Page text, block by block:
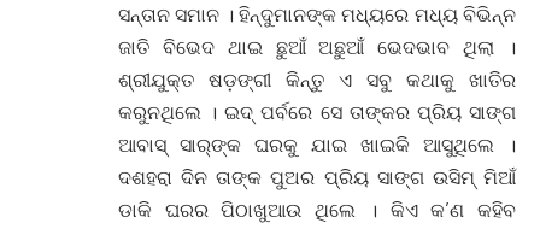
ସନ୍ତାନ ସମାନ । ହିନ୍ଦୁମାନଙ୍କ ମଧ୍ୟରେ ମଧ୍ୟ ବିଭିନ୍ନ
ଜାତି ବିଭେଦ ଥାଇ ଛୁଆଁ ଅଛୁଆଁ ଭେଦଭାବ ଥିଲା ।
ଶ୍ରୀଯୁକ୍ତ ଷଡ଼ଙ୍ଗୀ କିନ୍ତୁ ଏ ସବୁ କଥାକୁ ଖାତିର
କରୁନଥିଲେ । ଇଦ୍ ପର୍ବରେ ସେ ତାଙ୍କର ପ୍ରିୟ ସାଙ୍ଗ
ଆବାସ୍ ସାର୍‌ଙ୍କ ଘରକୁ ଯାଇ ଖାଇକି ଆସୁଥିଲେ ।
ଦଶହରା ଦିନ ତାଙ୍କ ପୁଅର ପ୍ରିୟ ସାଙ୍ଗ ଉସିମ୍ ମିଆଁ
ଡାକି ଘରର ପିଠାଖୁଆଉ ଥିଲେ । କିଏ କ’ଣ କହିବ